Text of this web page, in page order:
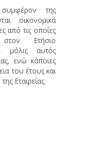
της
οικονομικά
από τις οποίες
στον Ετήσιο
μόλις αυτός
ενώ κάποιες
του έτους και
Εταιρείας.